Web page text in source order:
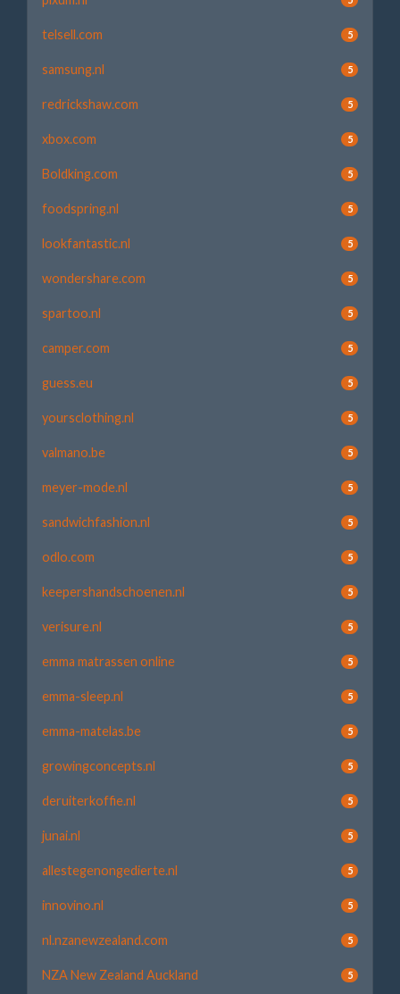
telsell.com 5
samsung.nl 5
redrickshaw.com 5
xbox.com 5
Boldking.com 5
foodspring.nl 5
lookfantastic.nl 5
wondershare.com 5
spartoo.nl 5
camper.com 5
guess.eu 5
yoursclothing.nl 5
valmano.be 5
meyer-mode.nl 5
sandwichfashion.nl 5
odlo.com 5
keepershandschoenen.nl 5
verisure.nl 5
emma matrassen online 5
emma-sleep.nl 5
emma-matelas.be 5
growingconcepts.nl 5
deruiterkoffie.nl 5
junai.nl 5
allestegenongedierte.nl 5
innovino.nl 5
nl.nzanewzealand.com 5
NZA New Zealand Auckland 5